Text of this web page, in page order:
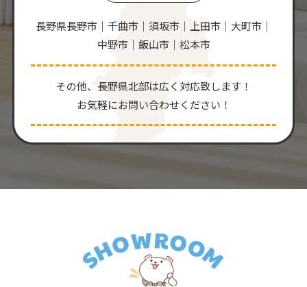
長野県長野市｜千曲市｜須坂市｜上田市｜大町市｜
中野市｜飯山市｜松本市
その他、⻑野県北部は広く対応致します！
お気軽にお問い合わせください！